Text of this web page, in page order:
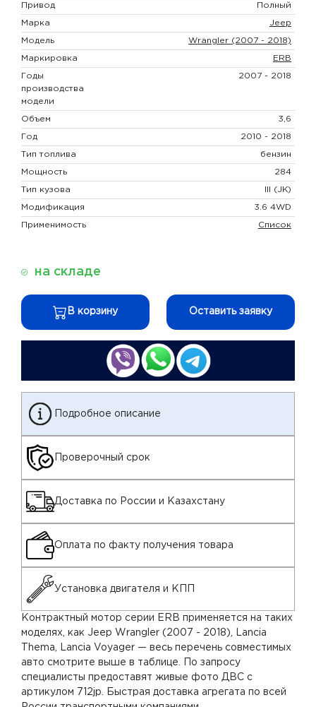
Привод Полный
Марка Jeep
Модель Wrangler (2007 - 2018)
Маркировка ERB
Годы
производства
модели
2007 - 2018
Объем 3,6
Год 2010 - 2018
Тип топлива бензин
Мощность 284
Тип кузова III (JK)
Модификация 3.6 4WD
Применимость Список
на складе
В корзину Оставить заявку
Подробное описание
Проверочный срок
Доставка по России и Казахстану
Оплата по факту получения товара
Установка двигателя и КПП
Контрактный мотор серии ERB применяется на таких
моделях, как Jeep Wrangler (2007 - 2018), Lancia
Thema, Lancia Voyager — весь перечень совместимых
авто смотрите выше в таблице. По запросу
специалисты предоставят живые фото ДВС с
артикулом 712jp. Быстрая доставка агрегата по всей